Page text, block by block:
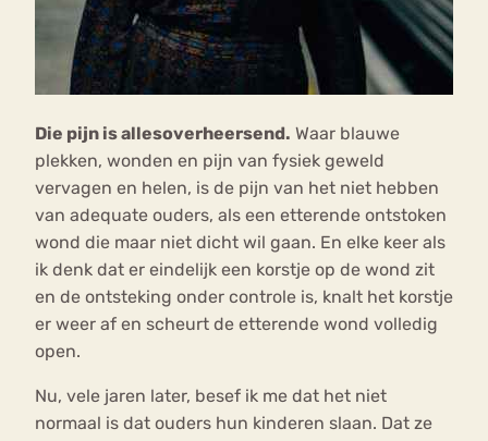
Die pijn is allesoverheersend. Waar blauwe
plekken, wonden en pijn van fysiek geweld
vervagen en helen, is de pijn van het niet hebben
van adequate ouders, als een etterende ontstoken
wond die maar niet dicht wil gaan. En elke keer als
ik denk dat er eindelijk een korstje op de wond zit
en de ontsteking onder controle is, knalt het korstje
er weer af en scheurt de etterende wond volledig
open.
Nu, vele jaren later, besef ik me dat het niet
normaal is dat ouders hun kinderen slaan. Dat ze